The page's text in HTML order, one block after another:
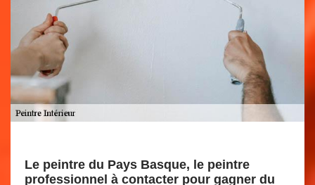
Le peintre du Pays Basque, le peintre
professionnel à contacter pour gagner du